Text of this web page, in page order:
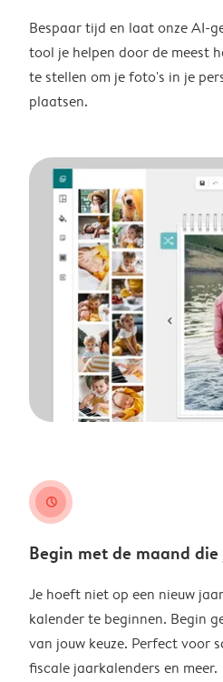
Bespaar tijd en laat onze AI-
tool je helpen door de meest
te stellen om je foto's in je
plaatsen.
clock
Begin met de maand
Je hoeft niet op een nieuw
kalender te beginnen. Begin
van jouw keuze. Perfect voor
fiscale jaarkalenders en meer.